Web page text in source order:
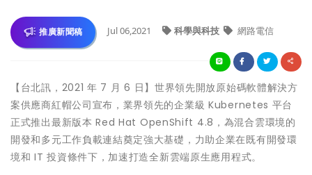
推廣新聞稿 Jul 06,2021 科學與科技 網路電信
【台北訊，2021 年 7 月 6 日】世界領先開放原始碼軟體解決方
案供應商紅帽公司宣布，業界領先的企業級 Kubernetes 平台
正式推出最新版本 Red Hat OpenShift 4.8，為混合雲環境的
開發和多元工作負載連結奠定強大基礎，力助企業在既有開發環
境和 IT 投資條件下，加速打造全新雲端原生應用程式。